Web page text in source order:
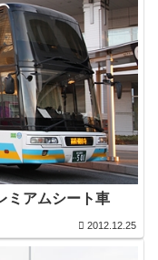
ミアムシート車
2012.12.25